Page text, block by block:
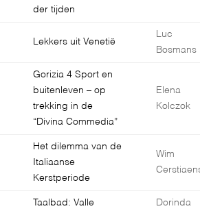
der tijden
Lekkers uit Venetië
Luc
Bosmans
Gorizia 4 Sport en
buitenleven – op
trekking in de
“Divina Commedia”
Elena
Kolczok
Het dilemma van de
Italiaanse
Kerstperiode
Wim
Taalbad: Valle
Dorinda